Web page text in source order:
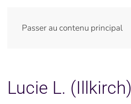
Passer au contenu principal
Lucie L. (Illkirch)